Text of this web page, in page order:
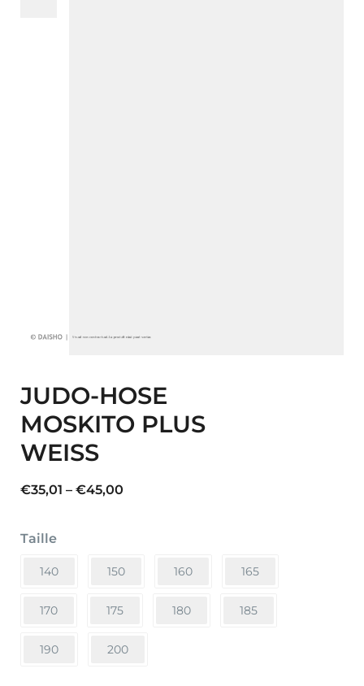
JUDO-HOSE
MOSKITO PLUS
WEISS
€35,01 – €45,00
Taille
140 150 160 165
170 175 180 185
190 200